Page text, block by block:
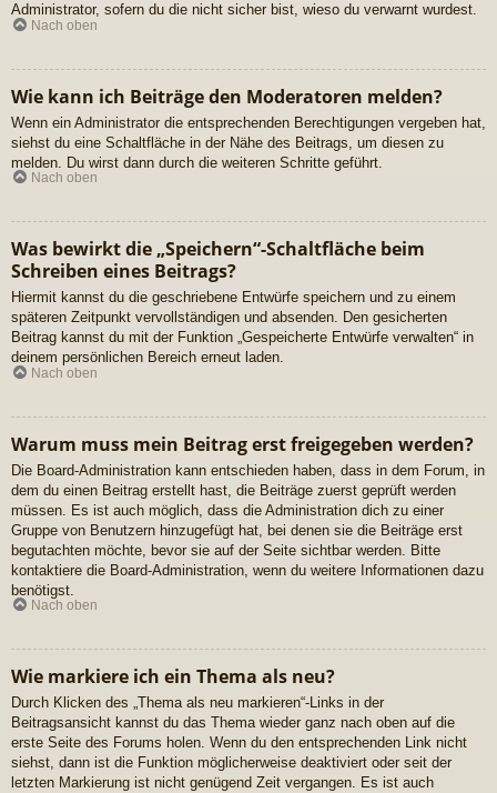
Administrator, sofern du die nicht sicher bist, wieso du verwarnt wurdest.
Nach oben
Wie kann ich Beiträge den Moderatoren melden?
Wenn ein Administrator die entsprechenden Berechtigungen vergeben hat,
siehst du eine Schaltfläche in der Nähe des Beitrags, um diesen zu
melden. Du wirst dann durch die weiteren Schritte geführt.
Nach oben
Was bewirkt die „Speichern“-Schaltfläche beim
Schreiben eines Beitrags?
Hiermit kannst du die geschriebene Entwürfe speichern und zu einem
späteren Zeitpunkt vervollständigen und absenden. Den gesicherten
Beitrag kannst du mit der Funktion „Gespeicherte Entwürfe verwalten“ in
deinem persönlichen Bereich erneut laden.
Nach oben
Warum muss mein Beitrag erst freigegeben werden?
Die Board-Administration kann entschieden haben, dass in dem Forum, in
dem du einen Beitrag erstellt hast, die Beiträge zuerst geprüft werden
müssen. Es ist auch möglich, dass die Administration dich zu einer
Gruppe von Benutzern hinzugefügt hat, bei denen sie die Beiträge erst
begutachten möchte, bevor sie auf der Seite sichtbar werden. Bitte
kontaktiere die Board-Administration, wenn du weitere Informationen dazu
benötigst.
Nach oben
Wie markiere ich ein Thema als neu?
Durch Klicken des „Thema als neu markieren“-Links in der
Beitragsansicht kannst du das Thema wieder ganz nach oben auf die
erste Seite des Forums holen. Wenn du den entsprechenden Link nicht
siehst, dann ist die Funktion möglicherweise deaktiviert oder seit der
letzten Markierung ist nicht genügend Zeit vergangen. Es ist auch